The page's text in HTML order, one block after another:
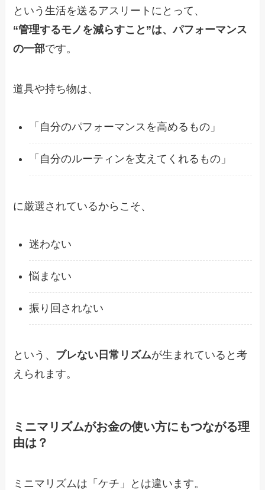
という生活を送るアスリートにとって、
“管理するモノを減らすこと”は、パフォーマンス
の一部です。
道具や持ち物は、
「自分のパフォーマンスを高めるもの」
「自分のルーティンを支えてくれるもの」
に厳選されているからこそ、
迷わない
悩まない
振り回されない
という、 ブレない日常リズムが生まれていると考
えられます。
ミニマリズムがお金の使い方にもつながる理
由は？
ミニマリズムは「ケチ」とは違います。